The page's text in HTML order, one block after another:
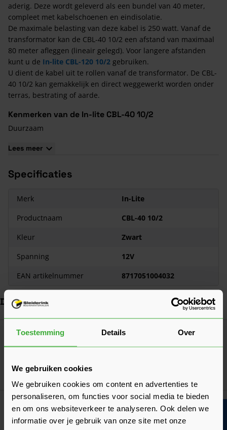
Toestemming Details Over
We gebruiken cookies
We gebruiken cookies om content en advertenties te
personaliseren, om functies voor social media te bieden
en om ons websiteverkeer te analyseren. Ook delen we
informatie over je gebruik van onze site met onze
aderig. Deze wordt geleverd als een bundel van 40 meter,
compleet met kabelschoenen en eindisolatie.
De maximale belasting van deze kabel is 250 watt. Vanaf de
transformator kan de CBL-40 10/2 een afstand van maximaal
80 meter afleggen (lineair gelegd). Voor langere afstanden
kunt u de In-lite CBL-120 10/2 gebruiken.
U dient de kabel uit te rollen vanaf de transformator. De CBL-
40 10/2 kan gemakkelijk en direct weggewerkt worden onder
terras, bestrating of aarde.
Kenmerken van de In-lite CBL-40 10/2
Duurzaam
5 jaar garantie
Lees meer
Specificaties
Merk
In-Lite
Productnaam
CBL-40 10/2
Kleur
Zwart
Spanning
12V
EAN artikelnummer
8717051004032
Dit vind je misschien ook handig
In-lite CBL-40 14/2 (10600200)
Nu99,75per stuk
In-lite Move-EXT CORD 5MTR (10600606)
Nu 32,30per stuk